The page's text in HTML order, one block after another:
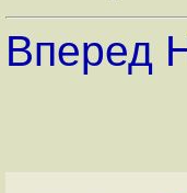
Вперед